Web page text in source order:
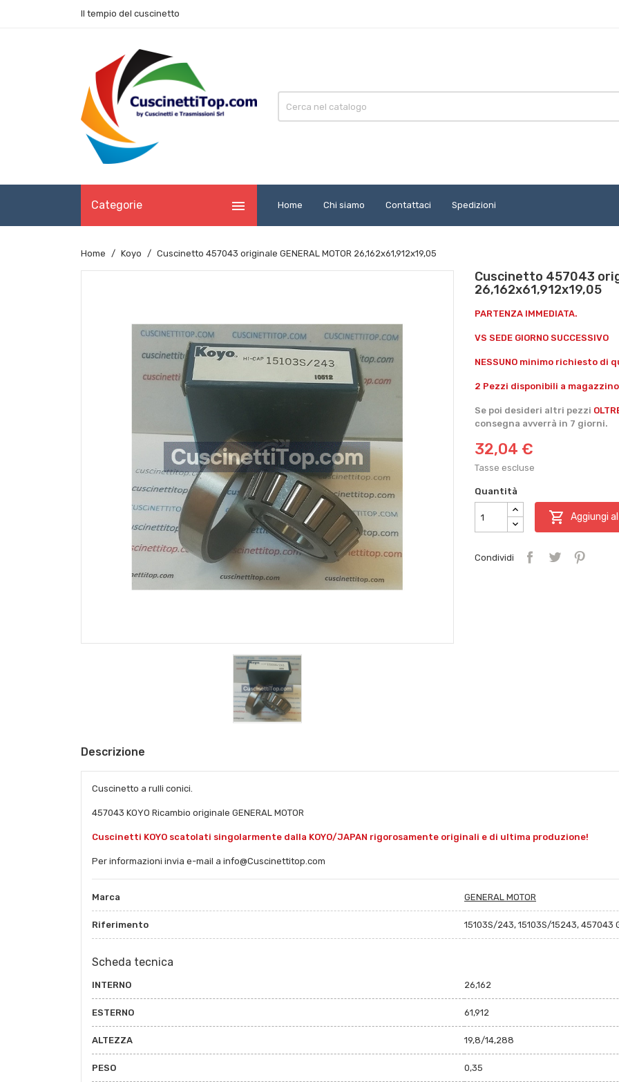
Il tempio del cuscinetto
Categorie  Home Chi siamo Contattaci Spedizioni
Home Koyo Cuscinetto 457043 originale GENERAL MOTOR 26,162x61,912x19,05
Cuscinetto 457043
26,162x61,912x19,05
PARTENZA IMMEDIATA.
VS SEDE GIORNO SUCCESSIVO
NESSUNO minimo richiesto di
2 Pezzi disponibili a
Se poi desideri altri pezzi
consegna avverrà in 7 giorni.
32,04 €
Tasse escluse
Quantità
 Aggiungi
Condividi
Descrizione
Cuscinetto a rulli conici.
457043 KOYO Ricambio originale GENERAL MOTOR
Cuscinetti KOYO scatolati singolarmente dalla KOYO/JAPAN rigorosamente originali e di ultima produzione!
Per informazioni invia e-mail a info@Cuscinettitop.com
Marca GENERAL MOTOR
Riferimento 15103S/243, 15103S/15243, 457043
Scheda tecnica
INTERNO 26,162
ESTERNO 61,912
ALTEZZA 19,8/14,288
PESO 0,35